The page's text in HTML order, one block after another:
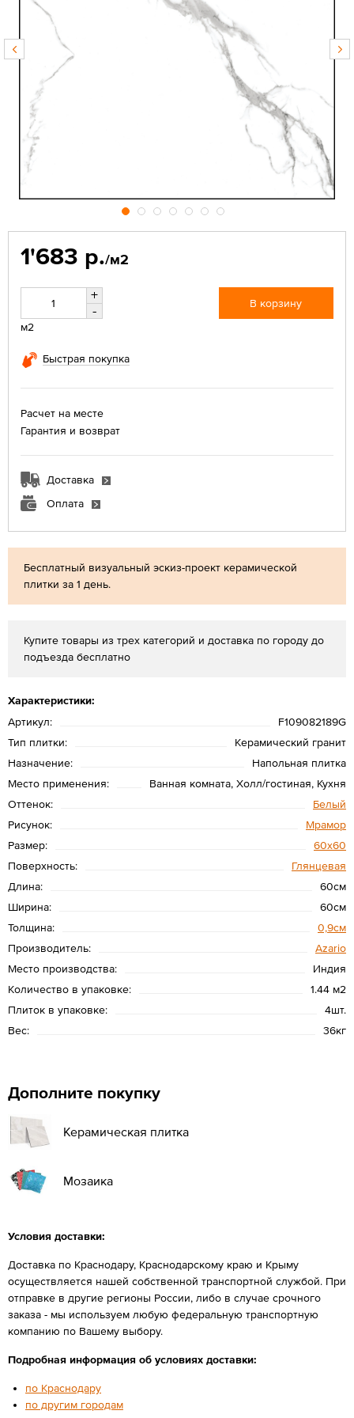
Бесплатный визуальный эскиз-проект керамической
плитки за 1 день.
Купите товары из трех категорий и доставка по городу до
подъезда бесплатно
Характеристики:
Артикул:
F109082189G
Тип плитки:
Керамический гранит
Назначение:
Напольная плитка
Место применения:
Ванная комната, Холл/гостиная, Кухня
Оттенок:
Белый
Рисунок:
Мрамор
Размер:
60х60
Поверхность:
Глянцевая
Длина:
60см
Ширина:
60см
Толщина:
0,9см
Производитель:
Azario
Место производства:
Индия
Количество в упаковке:
1.44 м2
Плиток в упаковке:
4шт.
Вес:
36кг
1'683 р./м2
+
-
м2
В корзину
Быстрая покупка
Расчет на месте
Гарантия и возврат
Доставка
Оплата
Дополните покупку
Керамическая плитка
Мозаика
Условия доставки:
Доставка по Краснодару, Краснодарскому краю и Крыму
осуществляется нашей собственной транспортной службой. При
отправке в другие регионы России, либо в случае срочного
заказа - мы используем любую федеральную транспортную
компанию по Вашему выбору.
Подробная информация об условиях доставки:
по Краснодару
по другим городам